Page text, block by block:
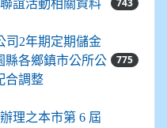
誼活動相關資料 743
司2年期定期儲金
縣各鄉鎮市公所公
合調整
775
理之本市第 6 屆